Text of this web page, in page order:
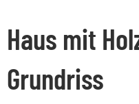
Haus mit
Grundriss